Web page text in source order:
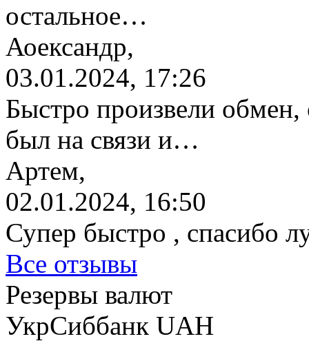
остальное…
Аоександр,
03.01.2024, 17:26
Быстро произвели обмен,
был на связи и…
Артем,
02.01.2024, 16:50
Супер быстро , спасибо
Все отзывы
Резервы валют
УкрСиббанк UAH